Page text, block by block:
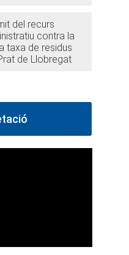
del recurs
contra la
taxa de residus
de Llobregat